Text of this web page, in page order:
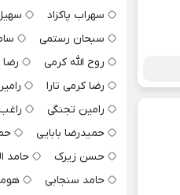
سهراب پاکزاد
سبحان رستمی
روح الله کرمی
رضا کرمی تارا
رامین تجنگی
حمیدرضا بابایی
حسن زیرک
حامد
حامد سنجابی